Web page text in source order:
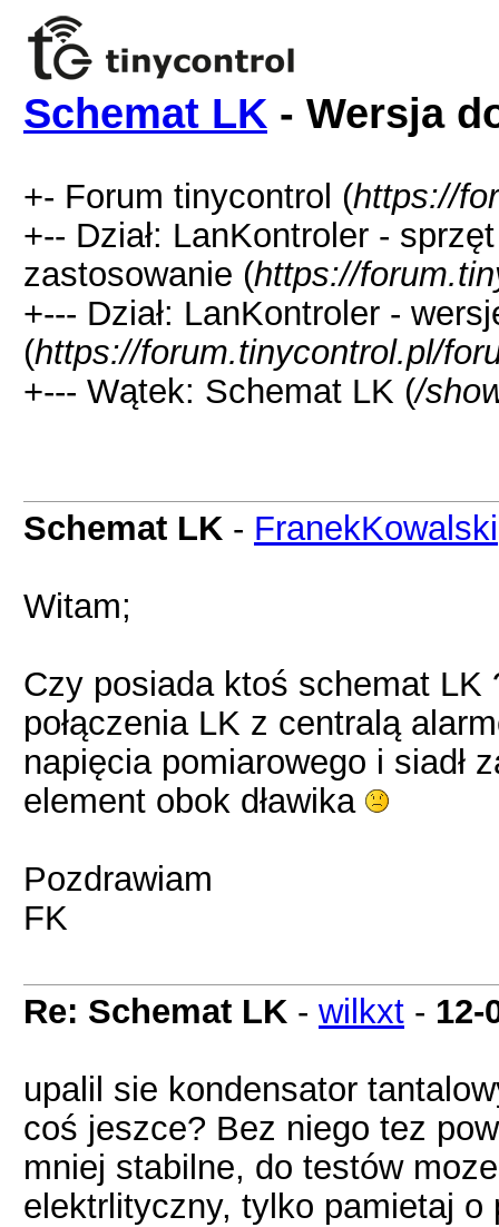
Schemat LK - Wersja
+- Forum tinycontrol (https://
+-- Dział: LanKontroler -
zastosowanie (https://
+--- Dział: LanKontroler -
(https://forum.tinycontrol.pl/
+--- Wątek: Schemat LK (/
Schemat LK - FranekKowalski
Witam;
Czy posiada ktoś schemat
połączenia LK z centralą
napięcia pomiarowego i siadł
element obok dławika
Pozdrawiam
FK
Re: Schemat LK - wilkxt - 12-
upalil sie kondensator
coś jeszce? Bez niego tez
mniej stabilne, do testów
elektrlityczny, tylko pamietaj o